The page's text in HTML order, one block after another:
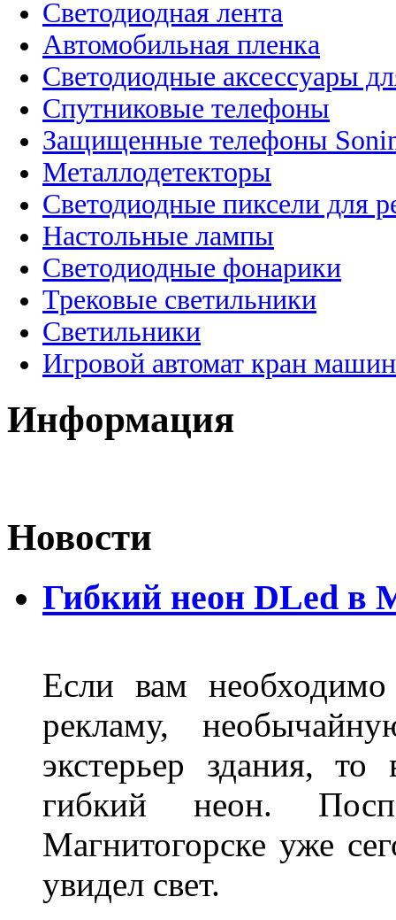
Светодиодная лента
Автомобильная пленка
Светодиодные аксессуары
Спутниковые телефоны
Защищенные телефоны
Металлодетекторы
Светодиодные пиксели для
Настольные лампы
Светодиодные фонарики
Трековые светильники
Светильники
Игровой автомат кран
Информация
Новости
Гибкий неон DLed в
Если вам
рекламу,
экстерьер здания,
гибкий неон.
Магнитогорске уже
увидел свет.